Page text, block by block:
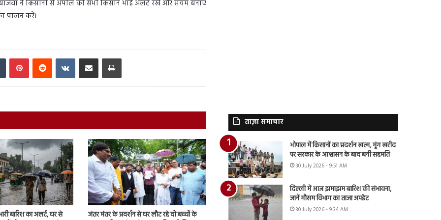
ने किसानों से अपील की सभी किसान भाई अलर्ट रखें और संयम बनाए
पालन करें।
Tumblr PinterestReddit VKontakteShare via Email Print
बारिश का अलर्ट, घर से
जंतर मंतर के प्रदर्शन से घर लौट रहे दो बच्चों के
ताज़ा समाचार
भोपाल में किसानों का प्रदर्शन खत्म, मूंग खरीद
पर सरकार के आश्वासन के बाद बनी सहमति
30 July 2026 - 9:51 AM
दिल्ली में आज झमाझम बारिश की संभावना,
जानें मौसम विभाग का ताजा अपडेट
30 July 2026 - 9:34 AM